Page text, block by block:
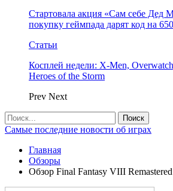
Стартовала акция «Сам себе Дед
покупку геймпада дарят код на
Статьи
Косплей недели: X-Men,
Heroes of the Storm
Prev Next
Самые последние новости об играх
Главная
Обзоры
Обзор Final Fantasy VIII Remastered